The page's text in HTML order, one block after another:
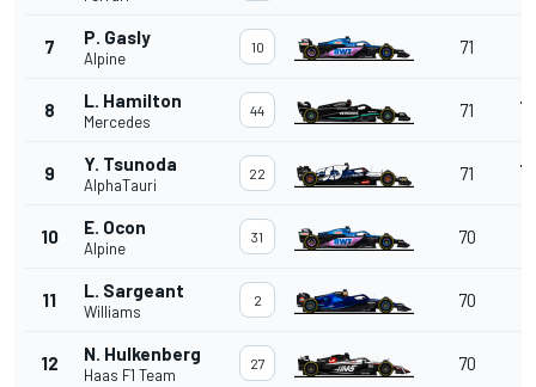
7 P. Gasly
Alpine
10 71
8 L. Hamilton
Mercedes
44 71
9 Y. Tsunoda
AlphaTauri
22 71
10 E. Ocon
Alpine
31 70
11 L. Sargeant
Williams
2 70
12 N. Hulkenberg
Haas F1 Team
27 70